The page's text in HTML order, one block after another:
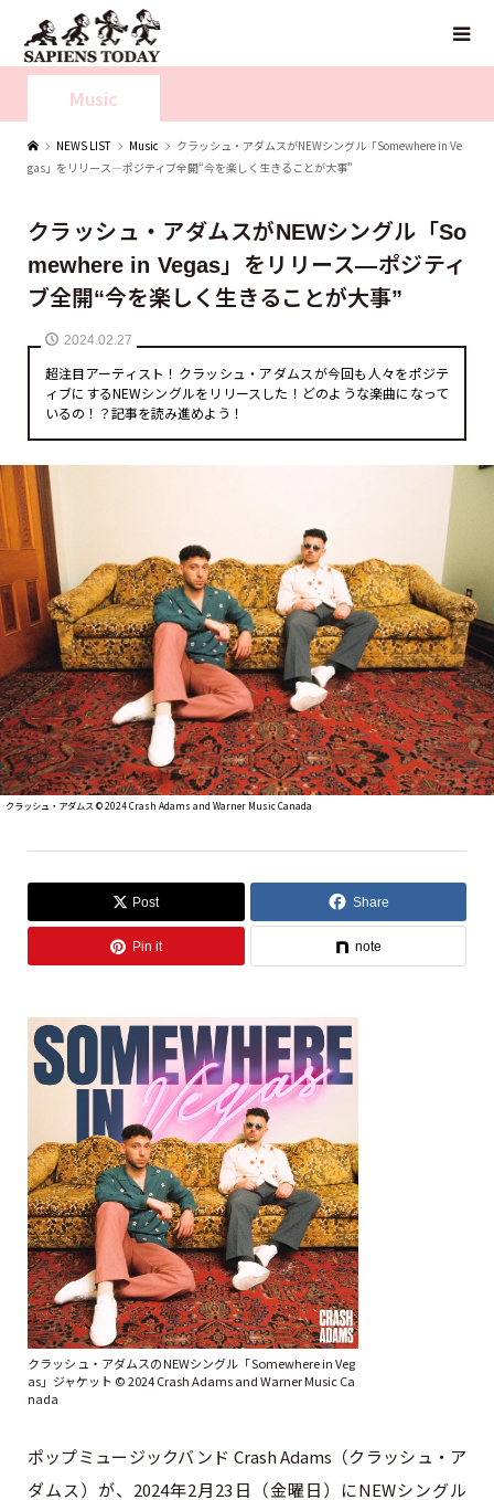
Music
NEWS LIST Music
クラッシュ・アダムスがNEWシングル「Somewhere in Ve
gas」をリリース—ポジティブ全開“今を楽しく生きることが大事”
クラッシュ・アダムスがNEWシングル「So
mewhere in Vegas」をリリース—ポジティ
ブ全開“今を楽しく生きることが大事”
2024.02.27
超注目アーティスト！クラッシュ・アダムスが今回も人々をポジテ
ィブにするNEWシングルをリリースした！どのような楽曲になって
いるの！？記事を読み進めよう！
クラッシュ・アダムス © 2024 Crash Adams and Warner Music Canada
Post Share
Pin it note
クラッシュ・アダムスのNEWシングル「Somewhere in Veg
as」ジャケット © 2024 Crash Adams and Warner Music Ca
nada
ポップミュージックバンド Crash Adams（クラッシュ・ア
ダムス）が、2024年2月23日（金曜日）にNEWシングル